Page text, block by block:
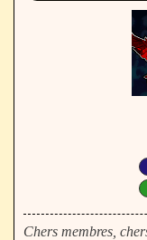
Chers membres,